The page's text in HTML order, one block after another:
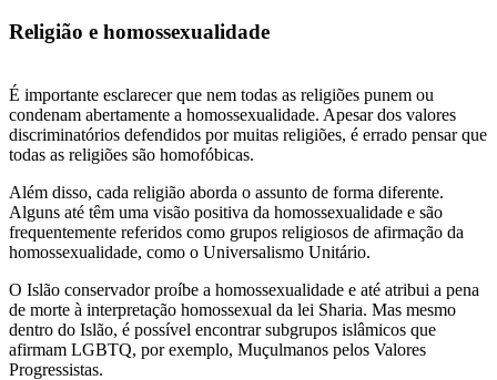
Religião e homossexualidade
É importante esclarecer que nem todas as religiões punem ou
condenam abertamente a homossexualidade. Apesar dos valores
discriminatórios defendidos por muitas religiões, é errado pensar que
todas as religiões são homofóbicas.
Além disso, cada religião aborda o assunto de forma diferente.
Alguns até têm uma visão positiva da homossexualidade e são
frequentemente referidos como grupos religiosos de afirmação da
homossexualidade, como o Universalismo Unitário.
O Islão conservador proíbe a homossexualidade e até atribui a pena
de morte à interpretação homossexual da lei Sharia. Mas mesmo
dentro do Islão, é possível encontrar subgrupos islâmicos que
afirmam LGBTQ, por exemplo, Muçulmanos pelos Valores
Progressistas.